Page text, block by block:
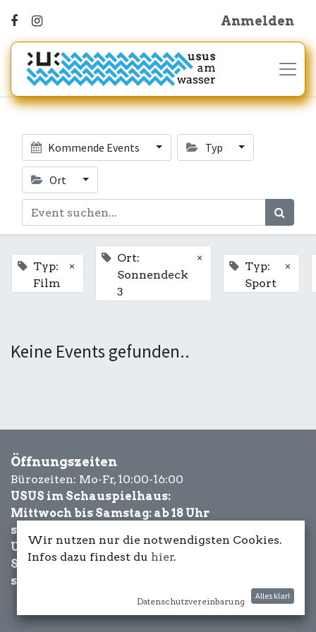
Anmelden
Kommende Events Typ
Ort
Typ:
Film
×
Ort:
Sonnendeck
3
×
Typ:
Sport
×
Keine Events gefunden..
Öffnungszeiten
Bürozeiten: Mo-Fr, 10:00-16:00
USUS im Schauspielhaus:
Mittwoch bis Samstag: ab 18 Uhr
sowie Eventbezogen.
USUS am Wasser:
Schönwetter-
sowie Eventbezogen.
Wir nutzen nur die notwendigsten Cookies.
Infos dazu findest du hier.
Datenschutzvereinbarung
Alles klar!